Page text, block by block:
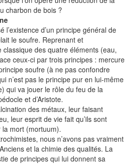
charbon de bois ?
l’existence d’un principe général de
le soufre. Reprenant et
des quatre éléments (eau,
ceux-ci par trois principes : mercure
soufre (à ne pas confondre
n’est pas le principe pur en lui-même
qui va jouer le rôle du feu de la
et d’Aristote.
des métaux, leur faisant
leur esprit de vie fait qu’ils sont
mort (mortuum).
nous n’avons pas vraiment
et la chimie des qualités. La
de principes qui lui donnent sa